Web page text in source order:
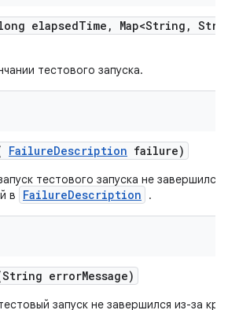
elapsedTime , Map<String ,
тестового запуска.
FailureDescription failure)
тестового запуска не завершился
в
FailureDescription .
errorMessage)
запуск не завершился из-за